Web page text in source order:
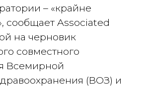
– «крайне
сообщает Associated
на черновик
совместного
Всемирной
(ВОЗ) и